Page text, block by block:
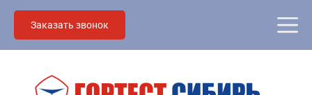
Заказать звонок